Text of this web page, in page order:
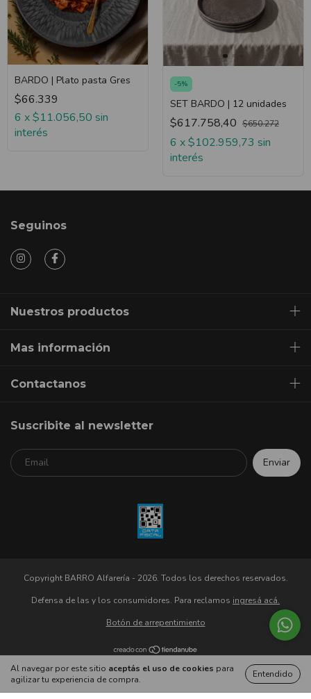
Al navegar por este sitio aceptás el uso de cookies para
agilizar tu experiencia de compra.
Entendido
BARDO | Plato pasta Gres
$66.339
6 x$11.056,50 sin
interés
-5%
SET BARDO | 12 unidades
$617.758,40 $650.272
6 x$102.959,73 sin
interés
Seguinos
Nuestros productos
Mas información
Contactanos
Suscribite al newsletter
Copyright BARRO Alfarería - 2026. Todos los derechos reservados.
Defensa de las y los consumidores. Para reclamos ingresá acá.
Botón de arrepentimiento